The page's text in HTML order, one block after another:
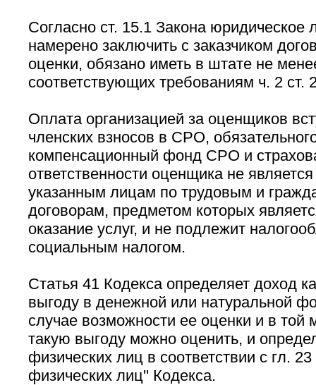
Согласно ст. 15.1 Закона юридическое
намерено заключить с заказчиком
оценки, обязано иметь в штате не
соответствующих требованиям ч. 2 ст.
Оплата организацией за оценщиков
членских взносов в СРО,
компенсационный фонд СРО и
ответственности оценщика не
указанным лицам по трудовым и
договорам, предметом которых
оказание услуг, и не подлежит
социальным налогом.
Статья 41 Кодекса определяет доход
выгоду в денежной или натуральной
случае возможности ее оценки и в той
такую выгоду можно оценить, и
физических лиц в соответствии с гл.
физических лиц'' Кодекса.